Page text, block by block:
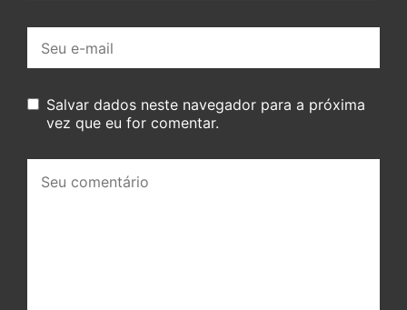
mail:
Salvar dados neste navegador para a próxima
vez que eu for comentar.
comentário: